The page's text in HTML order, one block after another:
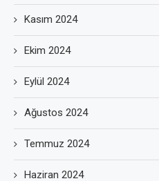
Kasım 2024
Ekim 2024
Eylül 2024
Ağustos 2024
Temmuz 2024
Haziran 2024